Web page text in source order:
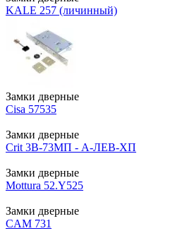
KALE 257 (личинный)
Замки дверные
Cisa 57535
Замки дверные
Crit 3В-73МП - А-ЛЕВ-ХП
Замки дверные
Mottura 52.Y525
Замки дверные
CAM 731